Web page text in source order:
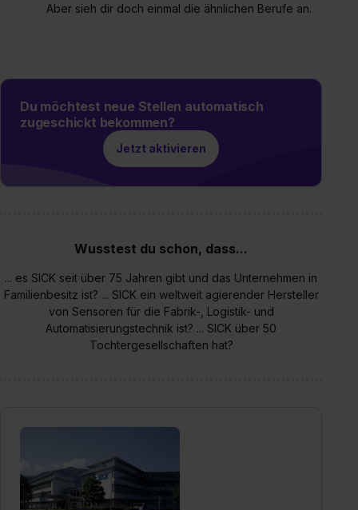
Aber sieh dir doch einmal die ähnlichen Berufe an.
Du möchtest neue Stellen automatisch
zugeschickt bekommen?
Jetzt aktivieren
Wusstest du schon, dass...
... es SICK seit über 75 Jahren gibt und das Unternehmen in
Familienbesitz ist? ... SICK ein weltweit agierender Hersteller
von Sensoren für die Fabrik-, Logistik- und
Automatisierungstechnik ist? ... SICK über 50
Tochtergesellschaften hat?